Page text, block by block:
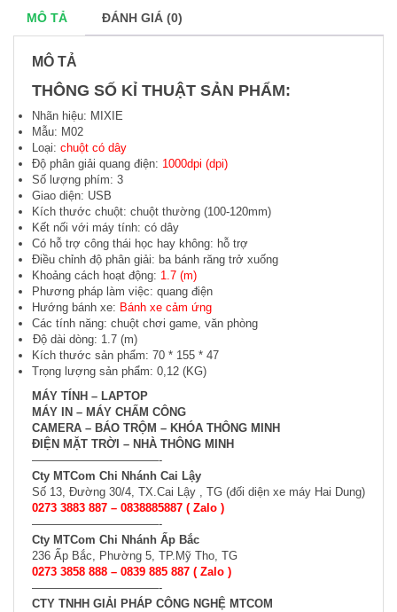
MÔ TẢ ĐÁNH GIÁ (0)
MÔ TẢ
THÔNG SỐ KỈ THUẬT SẢN PHẨM:
Nhãn hiệu: MIXIE
Mẫu: M02
Loại: chuột có dây
Độ phân giải quang điện: 1000dpi (dpi)
Số lượng phím: 3
Giao diện: USB
Kích thước chuột: chuột thường (100-120mm)
Kết nối với máy tính: có dây
Có hỗ trợ công thái học hay không: hỗ trợ
Điều chỉnh độ phân giải: ba bánh răng trở xuống
Khoảng cách hoạt động: 1.7 (m)
Phương pháp làm việc: quang điện
Hướng bánh xe: Bánh xe cảm ứng
Các tính năng: chuột chơi game, văn phòng
Độ dài dòng: 1.7 (m)
Kích thước sản phẩm: 70 * 155 * 47
Trọng lượng sản phẩm: 0,12 (KG)
MÁY TÍNH – LAPTOP
MÁY IN – MÁY CHẤM CÔNG
CAMERA – BÁO TRỘM – KHÓA THÔNG MINH
ĐIỆN MẶT TRỜI – NHÀ THÔNG MINH
———————————-
Cty MTCom Chi Nhánh Cai Lậy
Số 13, Đường 30/4, TX.Cai Lậy , TG (đối diện xe máy Hai Dung)
0273 3883 887 – 0838885887 ( Zalo )
———————————-
Cty MTCom Chi Nhánh Ấp Bắc
236 Ấp Bắc, Phường 5, TP.Mỹ Tho, TG
0273 3858 888 – 0839 885 887 ( Zalo )
———————————-
CTY TNHH GIẢI PHÁP CÔNG NGHỆ MTCOM